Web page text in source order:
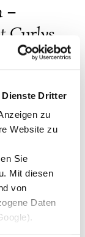
Dienste Dritter
zu
Website zu
Sie
Mit diesen
von
Daten
–
Curlys
Weiterlesen